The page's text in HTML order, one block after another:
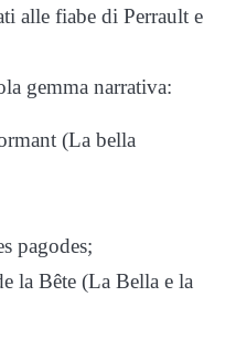
alle fiabe di Perrault e
gemma narrativa:
(La bella
pagodes;
la Bête (La Bella e la